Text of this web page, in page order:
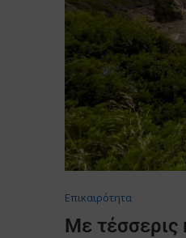
Επικαιρότητα
Με τέσσερις